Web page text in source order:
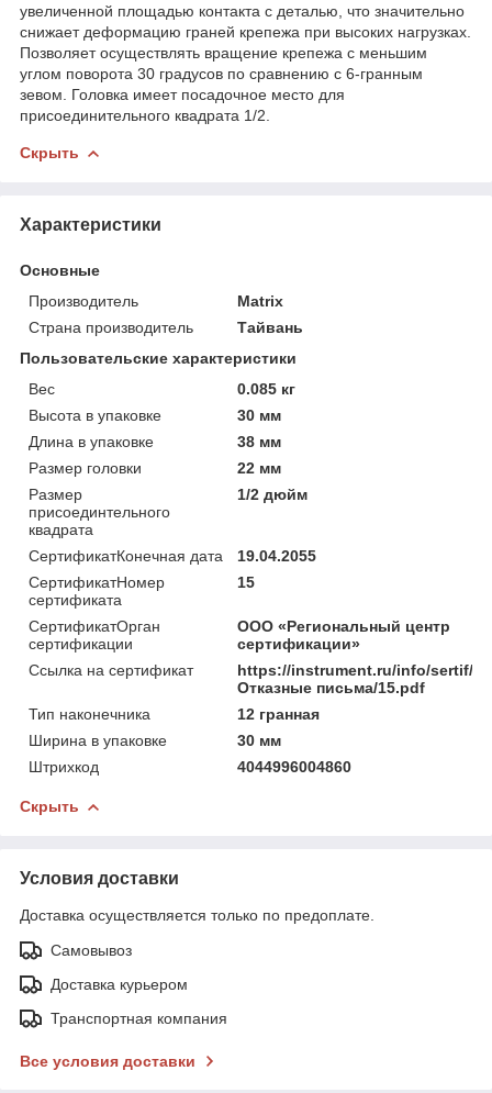
увеличенной площадью контакта с деталью, что значительно
снижает деформацию граней крепежа при высоких нагрузках.
Позволяет осуществлять вращение крепежа с меньшим
углом поворота 30 градусов по сравнению с 6-гранным
зевом. Головка имеет посадочное место для
присоединительного квадрата 1/2.
Скрыть
Характеристики
Основные
Производитель
Matrix
Страна производитель
Тайвань
Пользовательские характеристики
Вес
0.085 кг
Высота в упаковке
30 мм
Длина в упаковке
38 мм
Размер головки
22 мм
Размер
присоединтельного
квадрата
1/2 дюйм
СертификатКонечная дата
19.04.2055
СертификатНомер
сертификата
15
СертификатОрган
сертификации
ООО «Региональный центр
сертификации»
Ссылка на сертификат
https://instrument.ru/info/sertif/
Отказные письма/15.pdf
Тип наконечника
12 гранная
Ширина в упаковке
30 мм
Штрихкод
4044996004860
Скрыть
Условия доставки
Доставка осуществляется только по предоплате.
Самовывоз
Доставка курьером
Транспортная компания
Все условия доставки